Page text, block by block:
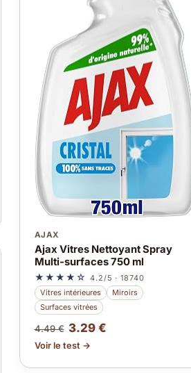
AJAX
Ajax Vitres Nettoyant Spray
Multi-surfaces 750 ml
★★★★☆ 4.2/5 · 18740
Vitres intérieures
Miroirs
Surfaces vitrées
4.49 € 3.29 €
Voir le test →